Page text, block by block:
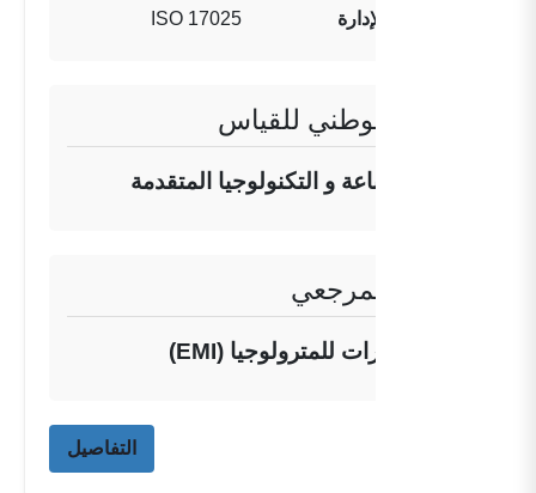
تنفيذ نظام الإدارة ISO 17025
المعهد الوطني للقياس
وزارة الصناعة و التكنولوجيا المتقدمة
المعهد المرجعي
معهد الإمارات للمترولوجيا (EMI)
التفاصيل